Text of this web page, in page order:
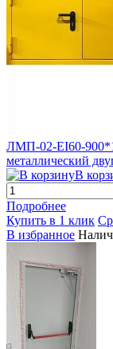
ЛМП-02-EI60-
металлический
В
Подробнее
Купить в 1 клик
В избранное